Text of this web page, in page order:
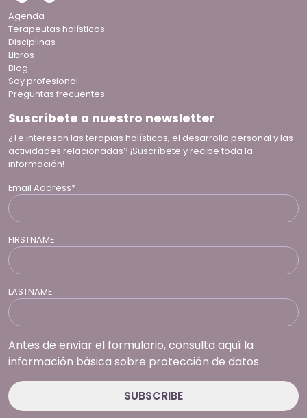
Agenda
Terapeutas holísticos
Disciplinas
Libros
Blog
Soy profesional
Preguntas frecuentes
Suscríbete a nuestro newsletter
¿Te interesan las terapias holísticas, el desarrollo personal y las
actividades relacionadas? ¡Suscríbete y recibe toda la
información!
Email Address*
FIRSTNAME
LASTNAME
Antes de enviar el formulario, consulta aquí la
información básica sobre protección de datos.